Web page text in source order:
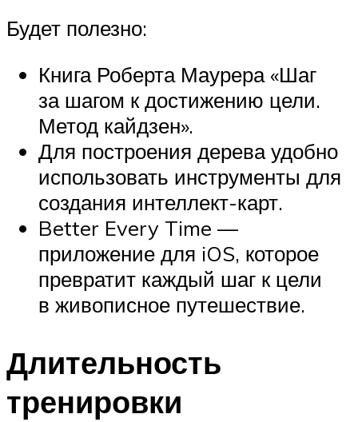
Будет полезно:
Книга Роберта Маурера «Шаг
за шагом к достижению цели.
Метод кайдзен».
Для построения дерева удобно
использовать инструменты для
создания интеллект-карт.
Better Every Time —
приложение для iOS, которое
превратит каждый шаг к цели
в живописное путешествие.
Длительность
тренировки